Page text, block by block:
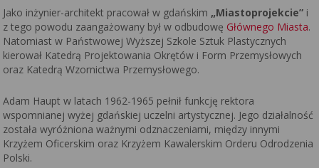
Jako inżynier-architekt pracował w gdańskim „Miastoprojekcie” i
z tego powodu zaangażowany był w odbudowę Głównego Miasta.
Natomiast w Państwowej Wyższej Szkole Sztuk Plastycznych
kierował Katedrą Projektowania Okrętów i Form Przemysłowych
oraz Katedrą Wzornictwa Przemysłowego.
Adam Haupt w latach 1962-1965 pełnił funkcję rektora
wspomnianej wyżej gdańskiej uczelni artystycznej. Jego działalność
została wyróżniona ważnymi odznaczeniami, między innymi
Krzyżem Oficerskim oraz Krzyżem Kawalerskim Orderu Odrodzenia
Polski.